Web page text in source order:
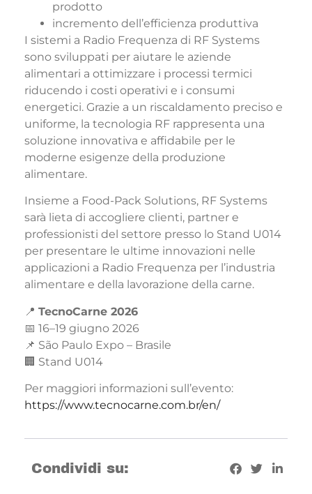
prodotto
incremento dell’efficienza produttiva
I sistemi a Radio Frequenza di RF Systems
sono sviluppati per aiutare le aziende
alimentari a ottimizzare i processi termici
riducendo i costi operativi e i consumi
energetici. Grazie a un riscaldamento preciso e
uniforme, la tecnologia RF rappresenta una
soluzione innovativa e affidabile per le
moderne esigenze della produzione
alimentare.
Insieme a Food-Pack Solutions, RF Systems
sarà lieta di accogliere clienti, partner e
professionisti del settore presso lo Stand U014
per presentare le ultime innovazioni nelle
applicazioni a Radio Frequenza per l’industria
alimentare e della lavorazione della carne.
📍 TecnoCarne 2026
📅 16–19 giugno 2026
📌 São Paulo Expo – Brasile
🏢 Stand U014
Per maggiori informazioni sull’evento:
https://www.tecnocarne.com.br/en/
Condividi su: